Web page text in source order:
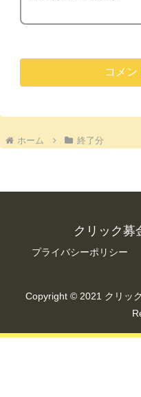
コメン
ホーム 終了分
クリック募
プライバシーポリシー
Copyright © 2021 クリッ